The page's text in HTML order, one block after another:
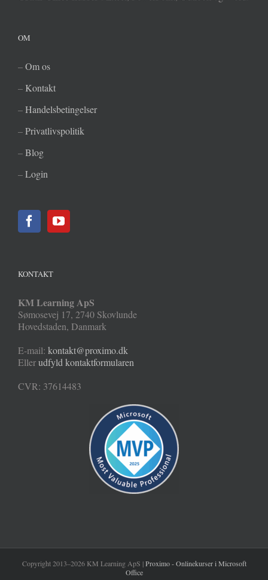
OM
–Om os
– Kontakt
–Handelsbetingelser
–Privatlivspolitik
–Blog
–Login
KONTAKT
KM Learning ApS
Sømosevej 17, 2740 Skovlunde
Hovedstaden, Danmark
E-mail: kontakt@proximo.dk
Ellerudfyld kontaktformularen
CVR: 37614483
Copyright 2013–2026 KM Learning ApS |Proximo - Onlinekurser i Microsoft
Office